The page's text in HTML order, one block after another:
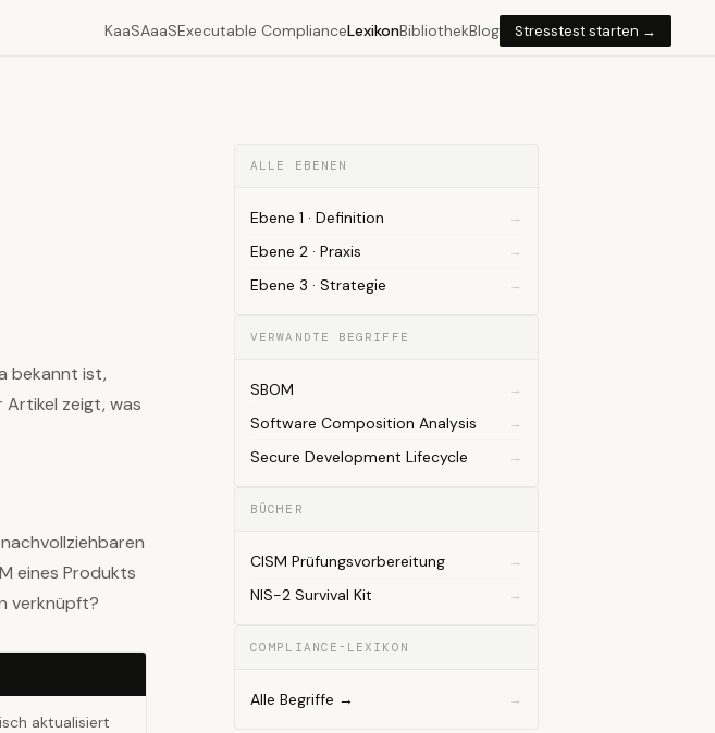
KaaSAaaSExecutable ComplianceLexikonBibliothekBlog Stresstest starten →
bekannt ist,
zeigt, was
eines Produkts
verknüpft?
aktualisiert
ALLE EBENEN
Ebene 1 · Definition
Ebene 2 · Praxis
Ebene 3 · Strategie
VERWANDTE BEGRIFFE
SBOM
Software Composition Analysis
Secure Development Lifecycle
BÜCHER
CISM Prüfungsvorbereitung
NIS-2 Survival Kit
COMPLIANCE-LEXIKON
Alle Begriffe →